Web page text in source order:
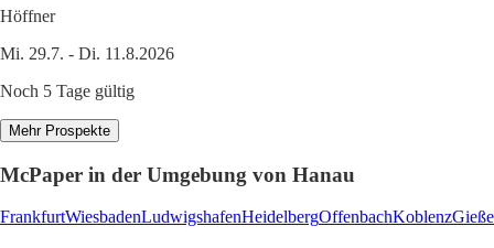
Höffner
Mi. 29.7. - Di. 11.8.2026
Noch 5 Tage gültig
Mehr Prospekte
McPaper in der Umgebung von Hanau
FrankfurtWiesbadenLudwigshafenHeidelbergOffenbachKoblenz